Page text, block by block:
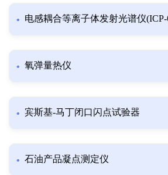
电感耦合等离子体发射光谱仪(ICP-
氧弹量热仪
宾斯基-马丁闭口闪点试验器
石油产品凝点测定仪